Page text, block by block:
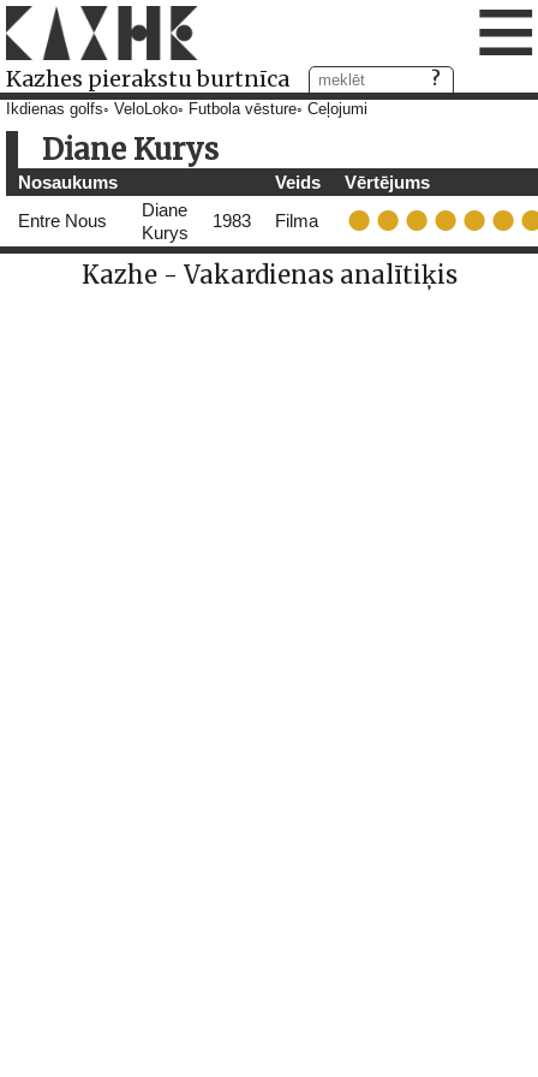
Kazhes pierakstu burtnīca ≡
Ikdienas golfs VeloLoko Futbola vēsture Ceļojumi
Diane Kurys
Nosaukums Veids
Vērtējums
Entre Nous
Diane
Kurys
1983 Filma
Kazhe - Vakardienas analītiķis